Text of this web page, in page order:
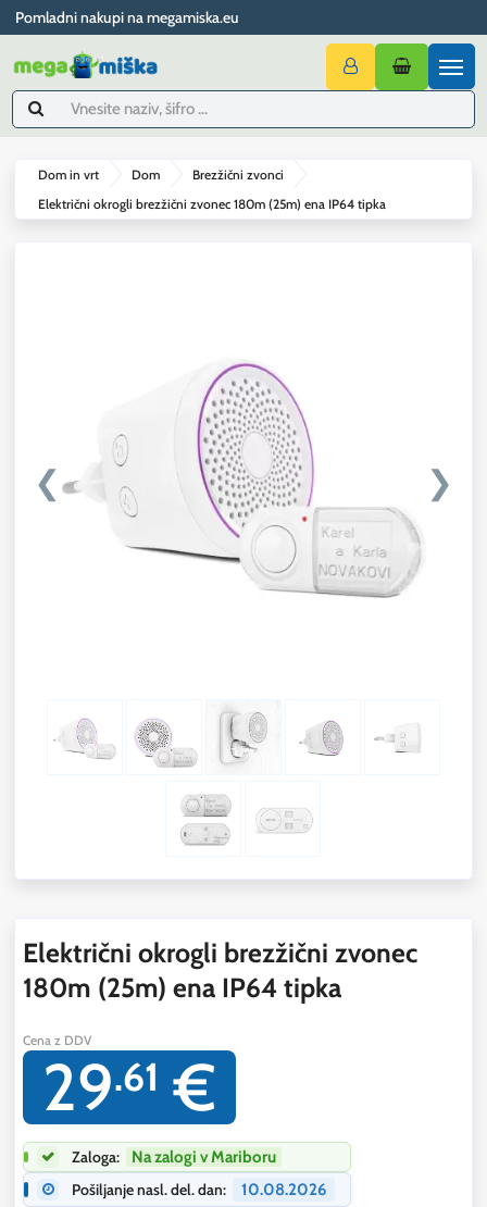
Pomladni nakupi na megamiska.eu
Dom in vrt Dom
Brezžični zvonci
Električni okrogli brezžični zvonec 180m (25m) ena IP64 tipka
❮ ❯
Električni okrogli brezžični zvonec
180m (25m) ena IP64 tipka
Cena z DDV
29.61 €
Zaloga:
Na zalogi v Mariboru
Pošiljanje nasl. del. dan:
10.08.2026